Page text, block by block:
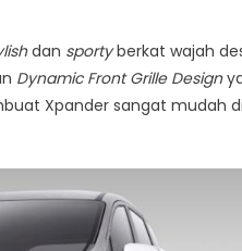
dan sportyberkat wajah
Dynamic Front Grille Design
Xpander sangat mudah